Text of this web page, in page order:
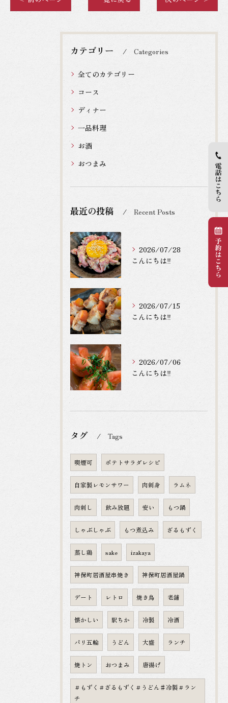
カテゴリー Categories
全てのカテゴリー
コース
ディナー
一品料理
お酒
おつまみ
最近の投稿 Recent Posts
2026/07/28
こんにちは‼️
2026/07/15
こんにちは‼️
2026/07/06
こんにちは‼️
タグ Tags
喫煙可 ポテトサラダレシピ
自家製レモンサワー 肉刺身 ラムネ
肉刺し 飲み放題 安い もつ鍋
しゃぶしゃぶ もつ煮込み ざるもずく
蒸し鶏 sake izakaya
神保町居酒屋串焼き 神保町居酒屋鍋
デート レトロ 焼き鳥 老舗
懐かしい 駅ちか 冷製 冷酒
パリ五輪 うどん 大盛 ランチ
焼トン おつまみ 唐揚げ
＃もずく＃ざるもずく＃うどん♯冷製＃ラン
チ